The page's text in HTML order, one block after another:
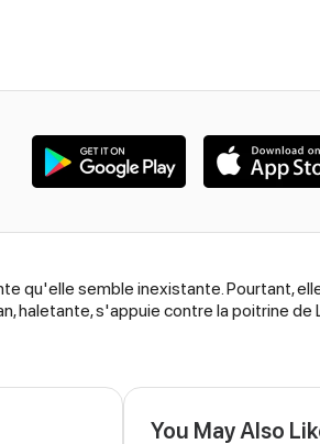
qu'elle semble inexistante. Pourtant,
haletante, s'appuie contre la poitrine de
You May Also